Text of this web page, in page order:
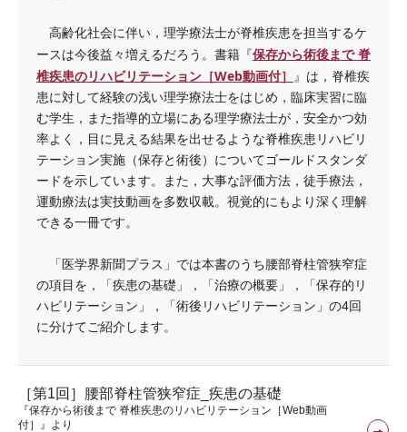
高齢化社会に伴い，理学療法士が脊椎疾患を担当するケ
ースは今後益々増えるだろう。書籍『保存から術後まで 脊
椎疾患のリハビリテーション［Web動画付］
』は，脊椎疾
患に対して経験の浅い理学療法士をはじめ，臨床実習に臨
む学生，また指導的立場にある理学療法士が，安全かつ効
率よく，目に見える結果を出せるような脊椎疾患リハビリ
テーション実施（保存と術後）についてゴールドスタンダ
ードを示しています。また，大事な評価方法，徒手療法，
運動療法は実技動画を多数収載。視覚的にもより深く理解
できる一冊です。
「医学界新聞プラス」では本書のうち腰部脊柱管狭窄症
の項目を，「疾患の基礎」，「治療の概要」，「保存的リ
ハビリテーション」，「術後リハビリテーション」の4回
に分けてご紹介します。
［第1回］腰部脊柱管狭窄症_疾患の基礎
『保存から術後まで 脊椎疾患のリハビリテーション［Web動画
付］』より